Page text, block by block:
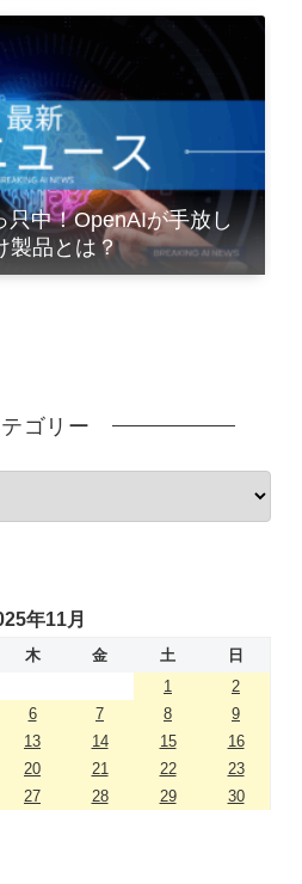
只中！OpenAIが手放し
製品とは？
ゴリー
年11月
木 金 土
日
1
2
6 7 8
9
13 14 15
16
20 21 22
23
27 28 29 30